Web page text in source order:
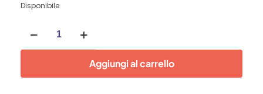
Disponibile
tascabile
con
Tajima
Aggiungi al carrello